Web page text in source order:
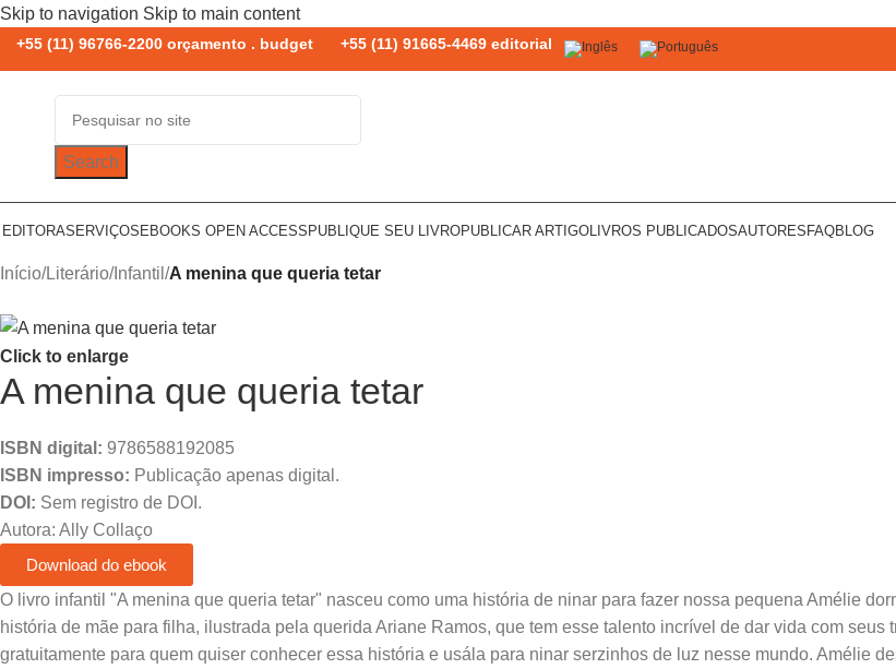
Skip to navigation Skip to main content
+55 (11) 96766-2200 orçamento . budget +55 (11) 91665-4469 editorial
Search
SERVIÇOS EBOOKS OPEN ACCESS PUBLIQUE SEU LIVROPUBLICAR ARTIGOLIVROS PUBLICADOSAUTORES FAQBLOG
Início/Literário/Infantil /A menina que queria tetar
Click to enlarge
A menina que queria tetar
ISBN digital: 9786588192085
ISBN impresso: Publicação apenas digital.
DOI: Sem registro de DOI.
Autora: Ally Collaço
Download do ebook
O livro infantil "A menina que queria tetar" nasceu como uma história de ninar para fazer nossa pequena Amélie
história de mãe para filha, ilustrada pela querida Ariane Ramos, que tem esse talento incrível de dar vida com
gratuitamente para quem quiser conhecer essa história e usála para ninar serzinhos de luz nesse mundo. Amélie